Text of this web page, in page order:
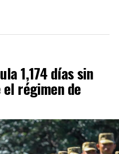
1,174 días sin
régimen de